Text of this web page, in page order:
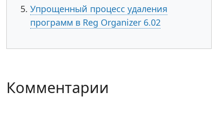
Упрощенный процесс удаления
программ в Reg Organizer 6.02
Комментарии